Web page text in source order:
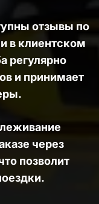
отзывы по
в клиентском
регулярно
и принимает
через
позволит